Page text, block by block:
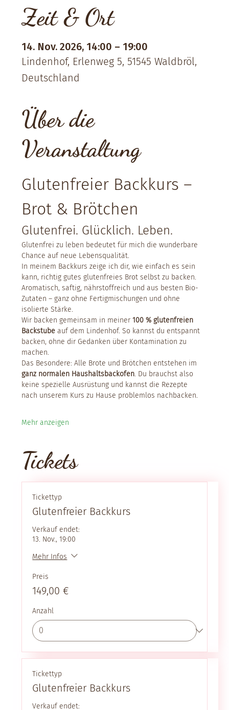
Zeit & Ort
14. Nov. 2026, 14:00 – 19:00
Lindenhof, Erlenweg 5, 51545 Waldbröl,
Deutschland
Über die
Veranstaltung
Glutenfreier Backkurs –
Brot & Brötchen
Glutenfrei. Glücklich. Leben.
Glutenfrei zu leben bedeutet für mich die wunderbare
Chance auf neue Lebensqualität.
In meinem Backkurs zeige ich dir, wie einfach es sein
kann, richtig gutes glutenfreies Brot selbst zu backen.
Aromatisch, saftig, nährstoffreich und aus besten Bio-
Zutaten – ganz ohne Fertigmischungen und ohne
isolierte Stärke.
Wir backen gemeinsam in meiner 100 % glutenfreien
Backstube auf dem Lindenhof. So kannst du entspannt
backen, ohne dir Gedanken über Kontamination zu
machen.
Das Besondere: Alle Brote und Brötchen entstehen im
ganz normalen Haushaltsbackofen. Du brauchst also
keine spezielle Ausrüstung und kannst die Rezepte
nach unserem Kurs zu Hause problemlos nachbacken.
Mehr anzeigen
Tickets
Tickettyp
Glutenfreier Backkurs
Verkauf endet:
13. Nov., 19:00
Mehr Infos
Preis
149,00 €
Anzahl
Tickettyp
Glutenfreier Backkurs
Verkauf endet: